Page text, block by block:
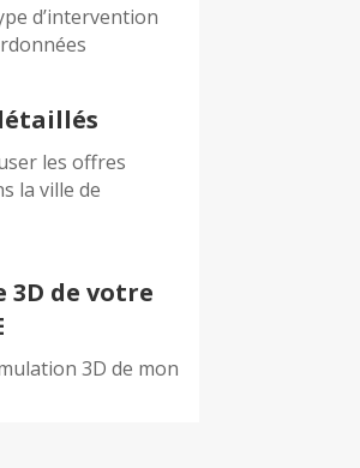
d’intervention
les offres
la ville de
3D de votre
3D de mon